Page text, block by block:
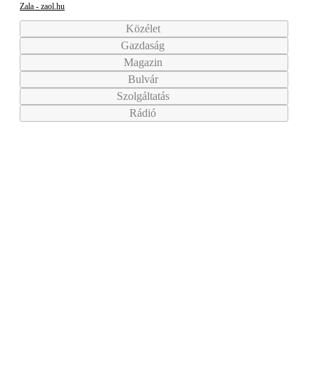
Zala - zaol.hu
Közélet
Gazdaság
Magazin
Bulvár
Szolgáltatás
Rádió